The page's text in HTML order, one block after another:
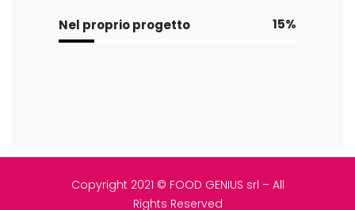
Nel proprio progetto 15
Copyright 2021 © FOOD GENIUS srl – All
Rights Reserved